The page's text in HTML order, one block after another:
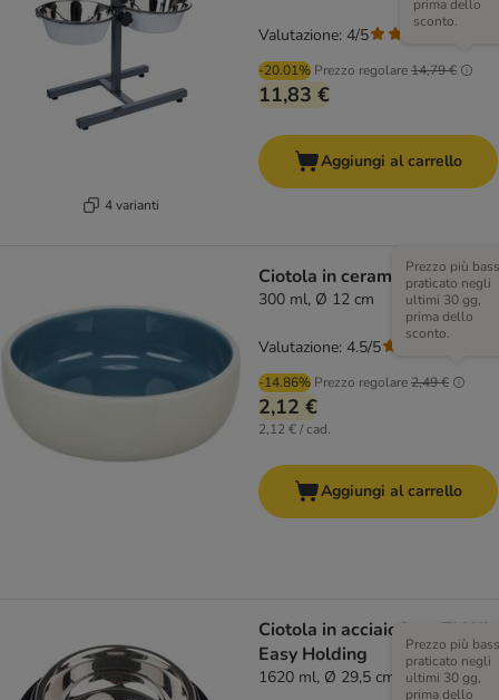
4 varianti
-20.01% Prezzo regolare14,79 €
prima dello
sconto.
11,83 €
Valutazione: 4/5
Aggiungi al carrello
Ciotola in ceramica Trixie
300 ml, Ø 12 cm
-14.86% Prezzo regolare2,49 €
Prezzo più
praticato negli
ultimi 30 gg,
prima dello
sconto.
2,12 €
2,12 € / cad.
Valutazione: 4.5/5
Aggiungi al carrello
Ciotola in acciaio inox TIAKI
Easy Holding
1620 ml, Ø 29,5 cm
Prezzo più
praticato negli
ultimi 30 gg,
prima dello